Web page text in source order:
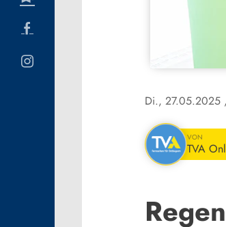
Di., 27.05.2025
VON
TVA